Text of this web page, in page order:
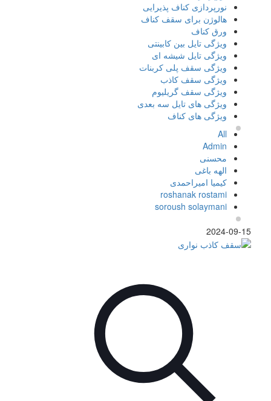
نورپردازی کناف پذیرایی
هالوژن برای سقف کناف
ورق کناف
ویژگی تایل بین کابینتی
ویژگی تایل شیشه ای
ویژگی سقف پلی کربنات
ویژگی سقف کاذب
ویژگی سقف گریلیوم
ویژگی های تایل سه بعدی
ویژگی های کناف
All
Admin
محسنی
الهه باغی
کیمیا امیراحمدی
roshanak rostami
soroush solaymani
2024-09-15